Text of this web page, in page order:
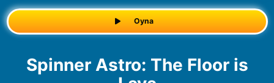
Oyna
Spinner Astro: The Floor is